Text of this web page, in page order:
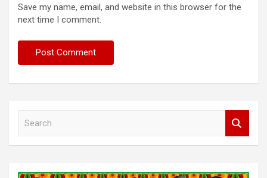
Save my name, email, and website in this browser for the
next time I comment.